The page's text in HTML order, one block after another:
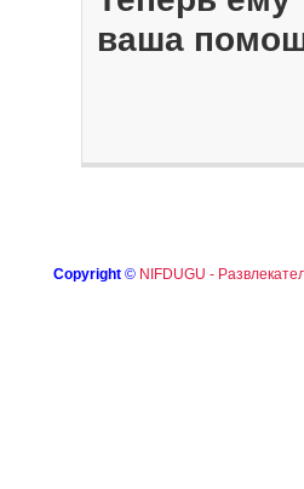
ваша
Copyright © NIFDUGU -